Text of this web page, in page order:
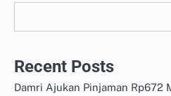
Recent Posts
Damri Ajukan Pinjaman Rp672